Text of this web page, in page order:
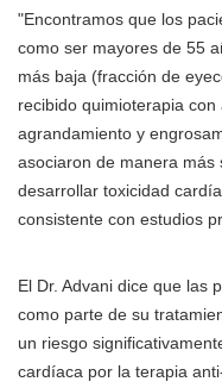
"Encontramos que los
como ser mayores de 55
más baja (fracción de
recibido quimioterapia
agrandamiento y
asociaron de manera más
desarrollar toxicidad
consistente con estudios
El Dr. Advani dice que las
como parte de su
un riesgo
cardíaca por la terapia